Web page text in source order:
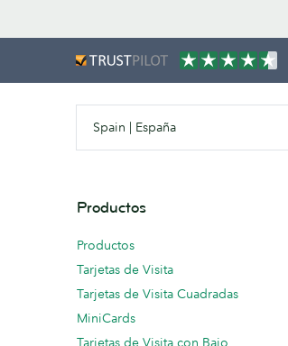
Spain | España
Productos
Productos
Tarjetas de Visita
Tarjetas de Visita Cuadradas
MiniCards
Tarjetas de Visita con Bajo